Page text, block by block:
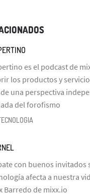
es el podcast de
los productos y
una perspectiva
del forofismo
con buenos invitados
afecta a nuestra
Barredo de mixx.io